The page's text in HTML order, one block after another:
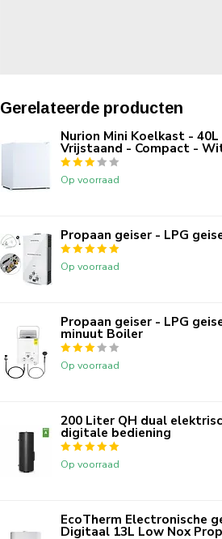
Gerelateerde producten
Nurion Mini Koelkast -
Vrijstaand - Compact -
Op voorraad
Propaan geiser - LPG
Op voorraad
Propaan geiser - LPG
minuut Boiler
Op voorraad
200 Liter QH dual
digitale bediening
Op voorraad
EcoTherm Electronische
Digitaal 13L Low Nox